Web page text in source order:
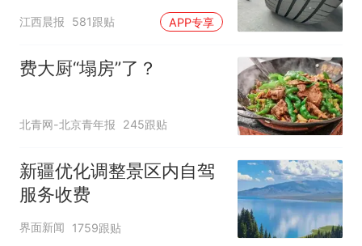
修理店铺换胎价格高达千
元，官方发布情况通报
江西晨报 581跟贴 APP专享
费大厨“塌房”了？
北青网-北京青年报 245跟贴
新疆优化调整景区内自驾
服务收费
界面新闻 1759跟贴